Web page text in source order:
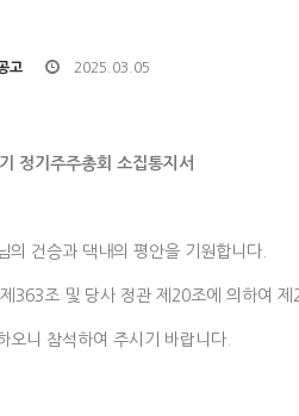
고 2025.03.05
정기주주총회 소집통지서
의 건승과 댁내의 평안을 기원합니다.
363조 및 당사 정관 제20조에 의하여 제
오니 참석하여 주시기 바랍니다.